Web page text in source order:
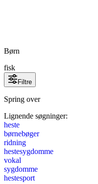
Børn
fisk
Filtre
Spring over
Lignende søgninger:
heste
børnebøger
ridning
hestesygdomme
vokal
sygdomme
hestesport